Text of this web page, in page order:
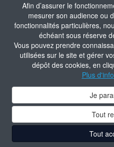
Afin d’assurer le
mesurer son audience ou
fonctionnalités particulières,
échéant sous réserve
Vous pouvez prendre
utilisées sur le site et gérer
dépôt des cookies, en
Plus
Je
Tout
Tout